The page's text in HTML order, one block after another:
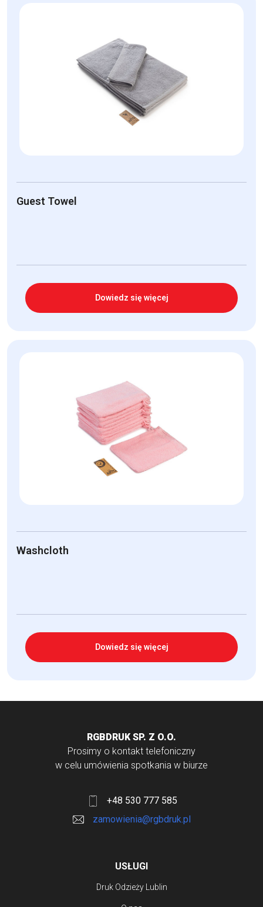
Guest Towel
Dowiedz się więcej
Washcloth
Dowiedz się więcej
RGBDRUK SP. Z O.O.
Prosimy o kontakt telefoniczny
w celu umówienia spotkania w biurze
+48 530 777 585
zamowienia@rgbdruk.pl
USŁUGI
Druk Odzieży Lublin